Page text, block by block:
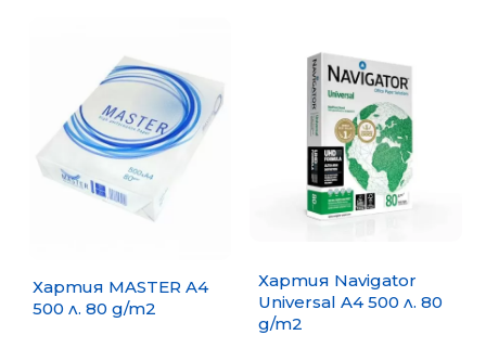
Хартия MASTER A4
500 л. 80 g/m2
Хартия Navigator
Universal A4 500 л. 80
g/m2